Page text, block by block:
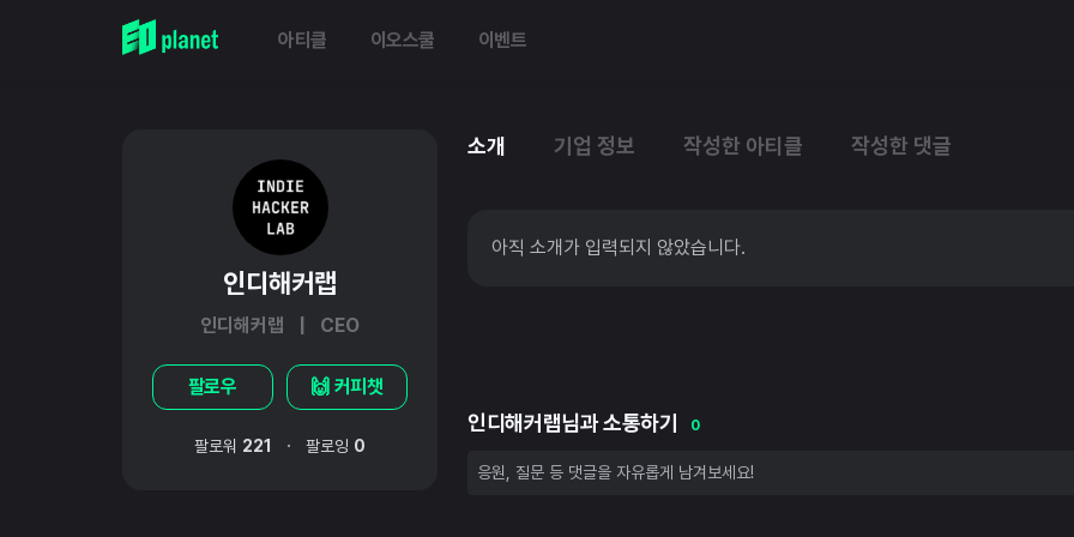
아티클 이오스쿨 이벤트
인디해커랩
인디해커랩 | CEO
팔로우 🙌 커피챗
팔로워 221 · 팔로잉 0
소개 기업 정보 작성한 아티클 작성한 댓글
아직 소개가 입력되지 않았습니다.
인디해커랩님과 소통하기 0